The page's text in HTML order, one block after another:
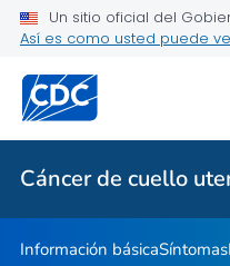
Un sitio oficial del
Así es como usted puede
Cáncer de cuello
AMIGAS
Temas relacionados
Cáncer De Cuello
Información básicaSíntomas